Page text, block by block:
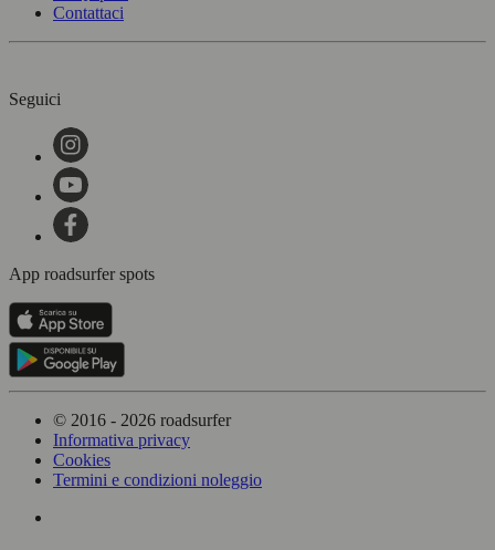
Contattaci
Seguici
App roadsurfer spots
© 2016 - 2026 roadsurfer
Informativa privacy
Cookies
Termini e condizioni noleggio